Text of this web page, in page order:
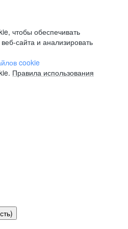
чтобы обеспечивать
сайта и анализировать
cookie
Правила использования